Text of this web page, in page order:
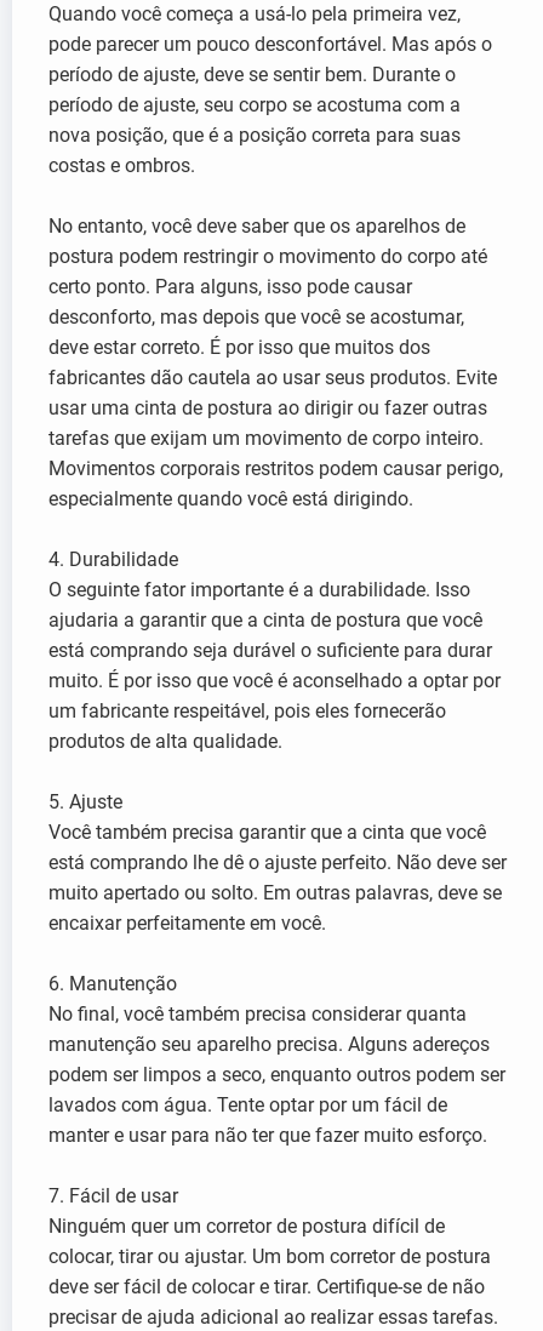
Quando você começa a usá-lo pela primeira vez,
pode parecer um pouco desconfortável. Mas após o
período de ajuste, deve se sentir bem. Durante o
período de ajuste, seu corpo se acostuma com a
nova posição, que é a posição correta para suas
costas e ombros.
No entanto, você deve saber que os aparelhos de
postura podem restringir o movimento do corpo até
certo ponto. Para alguns, isso pode causar
desconforto, mas depois que você se acostumar,
deve estar correto. É por isso que muitos dos
fabricantes dão cautela ao usar seus produtos. Evite
usar uma cinta de postura ao dirigir ou fazer outras
tarefas que exijam um movimento de corpo inteiro.
Movimentos corporais restritos podem causar perigo,
especialmente quando você está dirigindo.
4. Durabilidade
O seguinte fator importante é a durabilidade. Isso
ajudaria a garantir que a cinta de postura que você
está comprando seja durável o suficiente para durar
muito. É por isso que você é aconselhado a optar por
um fabricante respeitável, pois eles fornecerão
produtos de alta qualidade.
5. Ajuste
Você também precisa garantir que a cinta que você
está comprando lhe dê o ajuste perfeito. Não deve ser
muito apertado ou solto. Em outras palavras, deve se
encaixar perfeitamente em você.
6. Manutenção
No final, você também precisa considerar quanta
manutenção seu aparelho precisa. Alguns adereços
podem ser limpos a seco, enquanto outros podem ser
lavados com água. Tente optar por um fácil de
manter e usar para não ter que fazer muito esforço.
7. Fácil de usar
Ninguém quer um corretor de postura difícil de
colocar, tirar ou ajustar. Um bom corretor de postura
deve ser fácil de colocar e tirar. Certifique-se de não
precisar de ajuda adicional ao realizar essas tarefas.